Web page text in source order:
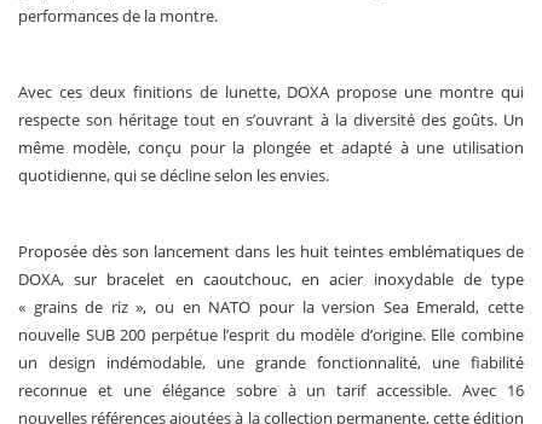
performances de la montre.
Avec ces deux finitions de lunette, DOXA propose une montre qui
respecte son héritage tout en s’ouvrant à la diversité des goûts. Un
même modèle, conçu pour la plongée et adapté à une utilisation
quotidienne, qui se décline selon les envies.
Proposée dès son lancement dans les huit teintes emblématiques de
DOXA, sur bracelet en caoutchouc, en acier inoxydable de type
« grains de riz », ou en NATO pour la version Sea Emerald, cette
nouvelle SUB 200 perpétue l’esprit du modèle d’origine. Elle combine
un design indémodable, une grande fonctionnalité, une fiabilité
reconnue et une élégance sobre à un tarif accessible. Avec 16
nouvelles références ajoutées à la collection permanente, cette édition